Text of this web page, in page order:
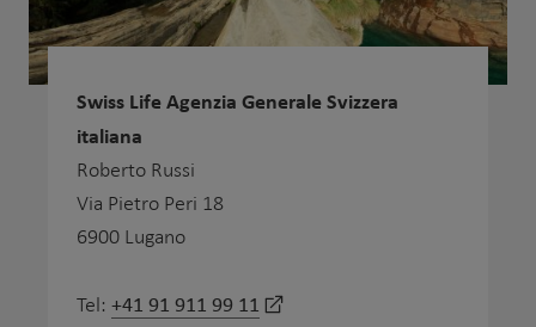
Swiss Life Agenzia Generale Svizzera
italiana
Roberto Russi
Via Pietro Peri 18
6900 Lugano
Tel: +41 91 911 99 11